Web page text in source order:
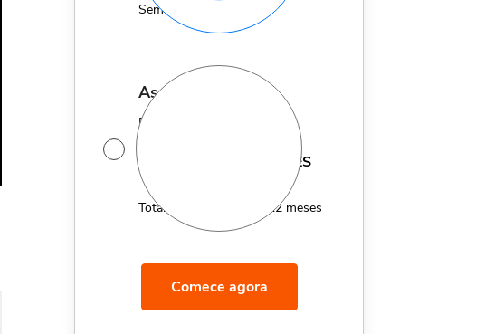
Sem fidelidade
assinatura anual
Por apenas 12x de
R$ MÊS
Total de R$179,40 por 12 meses
Comece agora